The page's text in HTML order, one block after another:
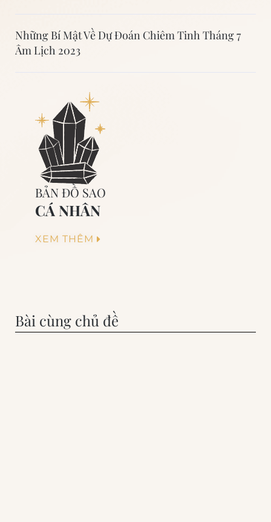
Những Bí Mật Về Dự Đoán Chiêm Tinh Tháng 7
Âm Lịch 2023
BẢN ĐỒ SAO
CÁ NHÂN
XEM THÊM
Bài cùng chủ đề